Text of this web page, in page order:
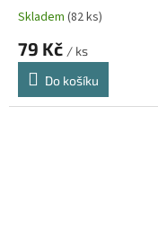
Skladem (82 ks)
79 Kč / ks
Do košíku